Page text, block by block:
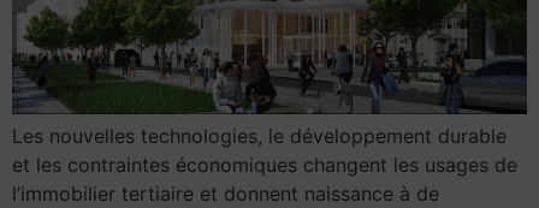
Les nouvelles technologies, le développement durable
et les contraintes économiques changent les usages de
l’immobilier tertiaire et donnent naissance à de